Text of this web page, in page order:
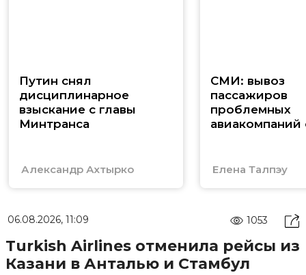
Путин снял
дисциплинарное
взыскание с главы
Минтранса‍
Александр Ахтырко
СМИ: вывоз
пассажиров
проблемных
авиакомпаний
Елена Талпэу
06.08.2026, 11:09 1053
Turkish Airlines отменила рейсы из
Казани в Анталью и Стамбул